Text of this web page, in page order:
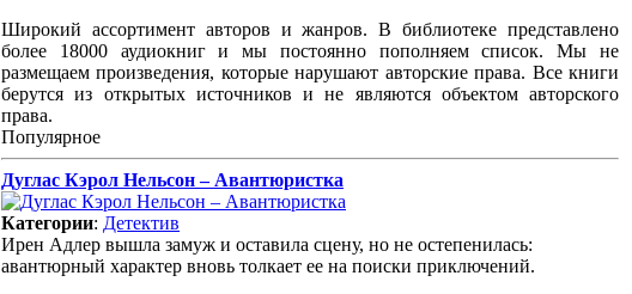
Широкий ассортимент авторов и жанров. В библиотеке представлено
более 18000 аудиокниг и мы постоянно пополняем список. Мы не
размещаем произведения, которые нарушают авторские права. Все книги
берутся из открытых источников и не являются объектом авторского
права.
Популярное
Дуглас Кэрол Нельсон – Авантюристка
Категории: Детектив
Ирен Адлер вышла замуж и оставила сцену, но не остепенилась:
авантюрный характер вновь толкает ее на поиски приключений.